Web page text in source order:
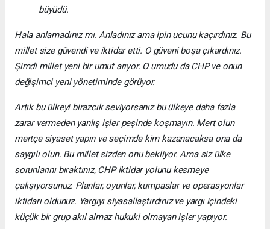
büyüdü.
Hala anlamadınız mı. Anladınız ama ipin ucunu kaçırdınız. Bu
millet size güvendi ve iktidar etti. O güveni boşa çıkardınız.
Şimdi millet yeni bir umut arıyor. O umudu da CHP ve onun
değişimci yeni yönetiminde görüyor.
Artık bu ülkeyi birazcık seviyorsanız bu ülkeye daha fazla
zarar vermeden yanlış işler peşinde koşmayın. Mert olun
mertçe siyaset yapın ve seçimde kim kazanacaksa ona da
saygılı olun. Bu millet sizden onu bekliyor. Ama siz ülke
sorunlarını bıraktınız, CHP iktidar yolunu kesmeye
çalışıyorsunuz. Planlar, oyunlar, kumpaslar ve operasyonlar
iktidarı oldunuz. Yargıyı siyasallaştırdınız ve yargı içindeki
küçük bir grup akıl almaz hukuki olmayan işler yapıyor.